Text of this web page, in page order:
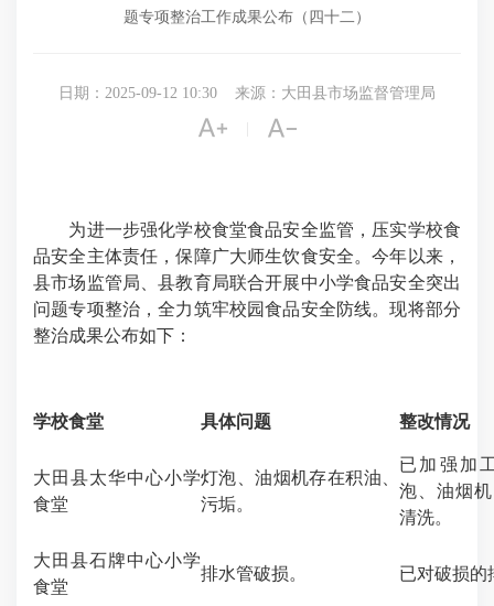
题专项整治工作成果公布（四十二）
日期：2025-09-12 10:30 来源：大田县市场监督管理局
 
为进一步强化学校食堂食品安全监管，压实学校食
品安全主体责任，保障广大师生饮食安全。今年以来，
县市场监管局、县教育局联合开展中小学食品安全突出
问题专项整治，全力筑牢校园食品安全防线。现将部分
整治成果公布如下：
学校食堂 具体问题 整改情况
大田县太华中心小学
食堂
灯泡、油烟机存在积油、
污垢。
已加强加
泡、油烟
清洗。
大田县石牌中心小学
食堂
排水管破损。 已对破损的